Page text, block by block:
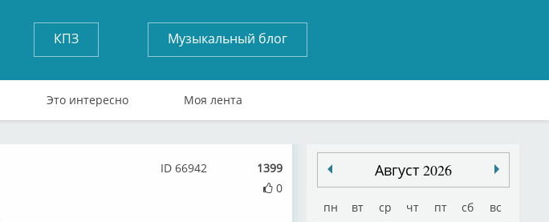
КПЗ Музыкальный блог
Это интересно Моя лента
1399
0
ID 66942 Август 2026
пн вт ср чт пт сб вс